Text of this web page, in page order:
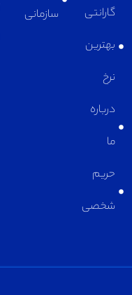
سازمانی
آسان تر